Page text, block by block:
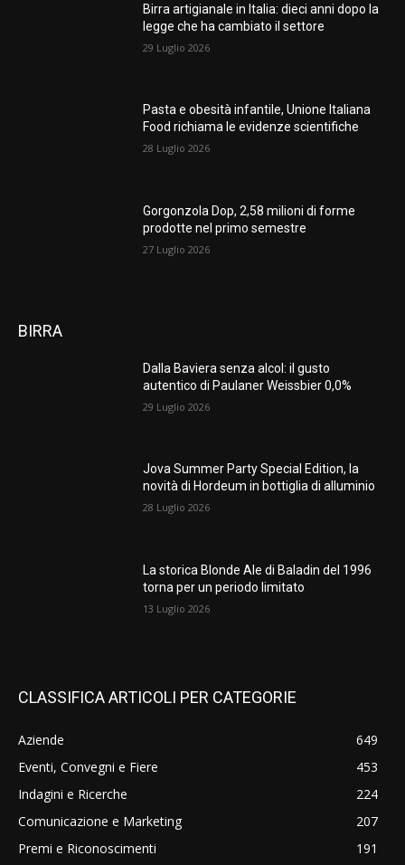
Birra artigianale in Italia: dieci anni dopo la
legge che ha cambiato il settore
29 Luglio 2026
Pasta e obesità infantile, Unione Italiana
Food richiama le evidenze scientifiche
28 Luglio 2026
Gorgonzola Dop, 2,58 milioni di forme
prodotte nel primo semestre
27 Luglio 2026
BIRRA
Dalla Baviera senza alcol: il gusto
autentico di Paulaner Weissbier 0,0%
29 Luglio 2026
Jova Summer Party Special Edition, la
novità di Hordeum in bottiglia di alluminio
28 Luglio 2026
La storica Blonde Ale di Baladin del 1996
torna per un periodo limitato
13 Luglio 2026
CLASSIFICA ARTICOLI PER CATEGORIE
Aziende
649
Eventi, Convegni e Fiere
453
Indagini e Ricerche
224
Comunicazione e Marketing
207
Premi e Riconoscimenti
191